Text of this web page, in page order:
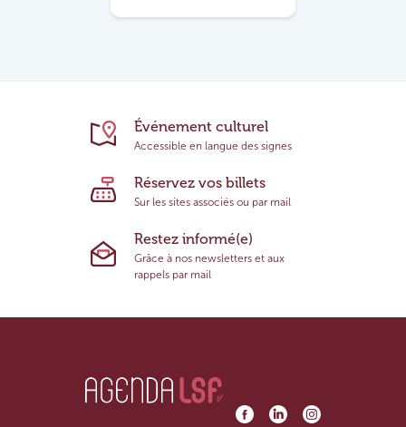
Événement culturel
Accessible en langue des signes
Réservez vos billets
Sur les sites associés ou par mail
Restez informé(e)
Grâce à nos newsletters et aux
rappels par mail